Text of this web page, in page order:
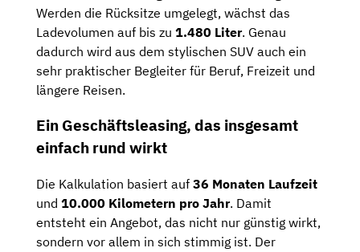
Werden die Rücksitze umgelegt, wächst das
Ladevolumen auf bis zu 1.480 Liter. Genau
dadurch wird aus dem stylischen SUV auch ein
sehr praktischer Begleiter für Beruf, Freizeit und
längere Reisen.
Ein Geschäftsleasing, das insgesamt
einfach rund wirkt
Die Kalkulation basiert auf 36 Monaten Laufzeit
und 10.000 Kilometern pro Jahr. Damit
entsteht ein Angebot, das nicht nur günstig wirkt,
sondern vor allem in sich stimmig ist. Der